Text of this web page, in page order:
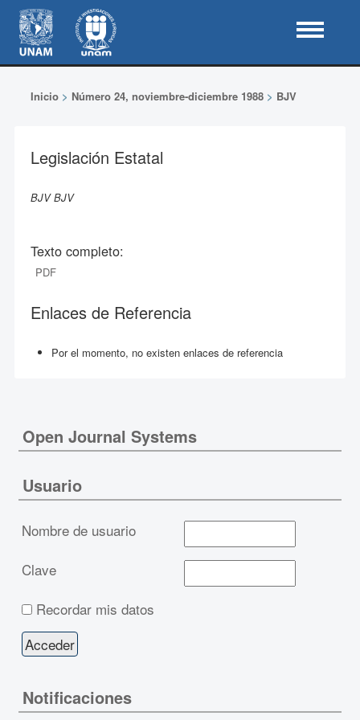
Inicio> Número 24, noviembre-diciembre 1988> BJV
Legislación Estatal
BJV BJV
Texto completo:
PDF
Enlaces de Referencia
Por el momento, no existen enlaces de referencia
Open Journal Systems
Usuario
Nombre de usuario
Clave
Recordar mis datos
Notificaciones